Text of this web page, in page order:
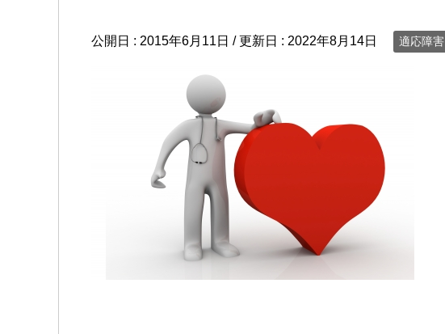
公開日 : 2015年6月11日 / 更新日 : 2022年8月14日 適応障害